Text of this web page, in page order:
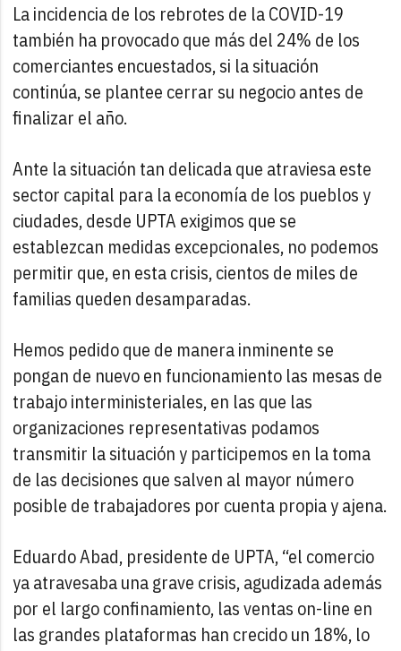
La incidencia de los rebrotes de la COVID-19
también ha provocado que más del 24% de los
comerciantes encuestados, si la situación
continúa, se plantee cerrar su negocio antes de
finalizar el año.
Ante la situación tan delicada que atraviesa este
sector capital para la economía de los pueblos y
ciudades, desde UPTA exigimos que se
establezcan medidas excepcionales, no podemos
permitir que, en esta crisis, cientos de miles de
familias queden desamparadas.
Hemos pedido que de manera inminente se
pongan de nuevo en funcionamiento las mesas de
trabajo interministeriales, en las que las
organizaciones representativas podamos
transmitir la situación y participemos en la toma
de las decisiones que salven al mayor número
posible de trabajadores por cuenta propia y ajena.
Eduardo Abad, presidente de UPTA, “el comercio
ya atravesaba una grave crisis, agudizada además
por el largo confinamiento, las ventas on-line en
las grandes plataformas han crecido un 18%, lo